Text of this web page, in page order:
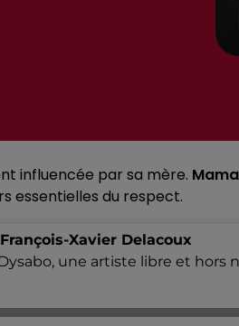
influencée par sa mère.
essentielles du respect.